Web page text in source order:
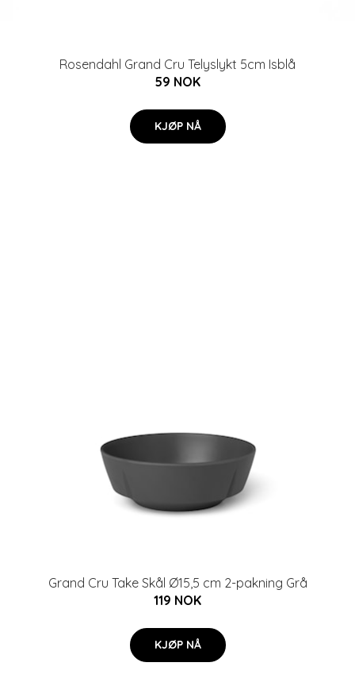
Rosendahl Grand Cru Telyslykt 5cm Isblå
59 NOK
KJØP NÅ
Grand Cru Take Skål Ø15,5 cm 2-pakning Grå
119 NOK
KJØP NÅ